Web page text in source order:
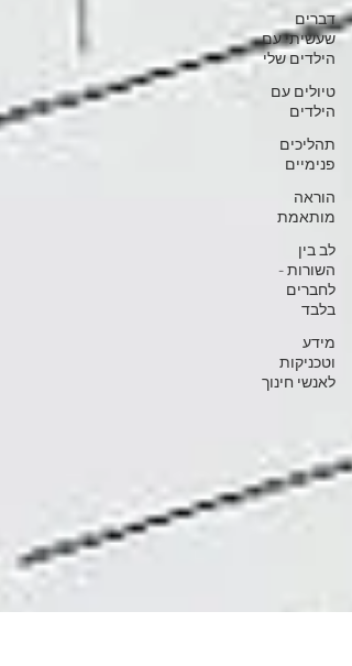
דברים
שעשיתי עם
הילדים שלי
טיולים עם
הילדים
תהליכים
פנימיים
הוראה
מותאמת
לב בין
השורות -
לחברים
בלבד
מידע
וטכניקות
לאנשי חינוך